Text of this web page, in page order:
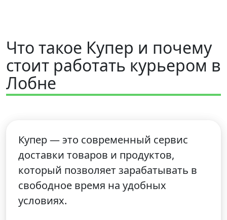
Что такое Купер и почему
стоит работать курьером в
Лобне
Купер — это современный сервис
доставки товаров и продуктов,
который позволяет зарабатывать в
свободное время на удобных
условиях.